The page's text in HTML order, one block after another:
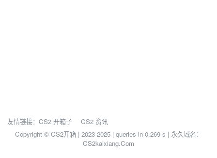
友情链接： CS2 开箱子
CS2 资讯
Copyright © CS2开箱 | 2023-2025 | queries in 0.269 s | 永久域名：
CS2kaixiang.Com